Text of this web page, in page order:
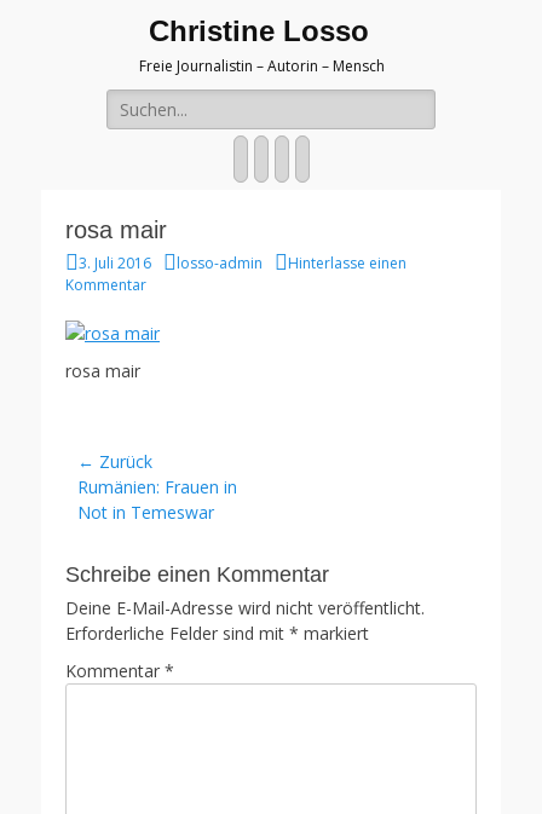
Christine Losso
Freie Journalistin – Autorin – Mensch
Suche
nach:
rosa mair
Veröffentlicht
am
3. Juli 2016 Autor
losso-admin
Hinterlasse einen
Kommentar
rosa mair
Beitragsnavigation
← Zurück
Vorheriger
Beitrag:
Rumänien: Frauen in
Not in Temeswar
Schreibe einen Kommentar
Deine E-Mail-Adresse wird nicht veröffentlicht.
Erforderliche Felder sind mit * markiert
Kommentar *